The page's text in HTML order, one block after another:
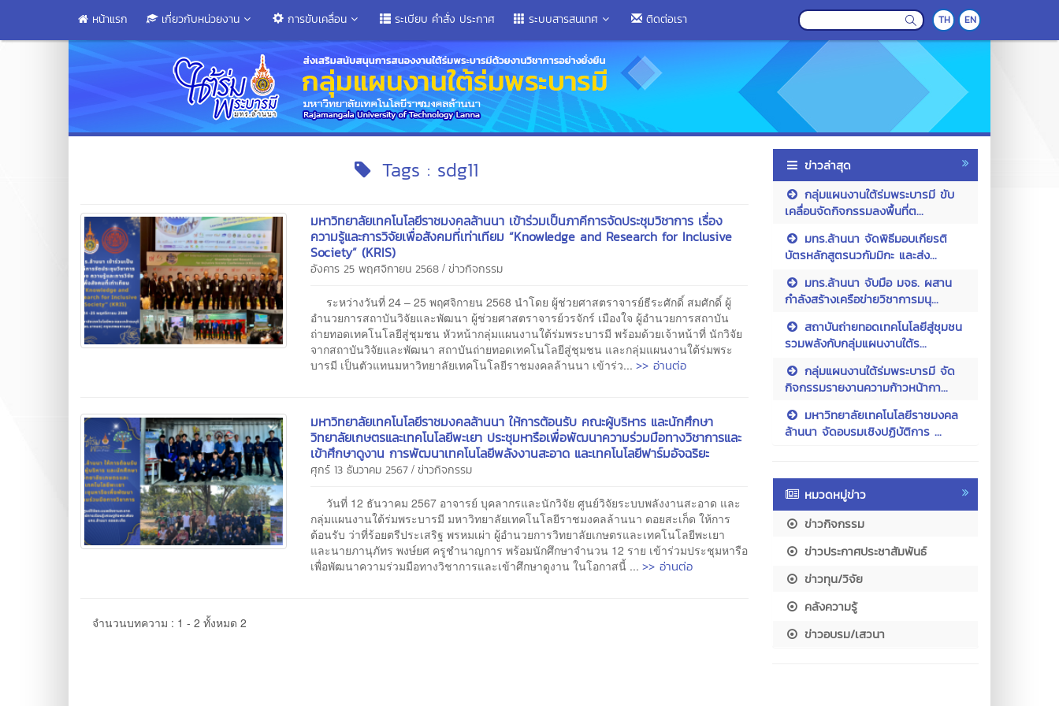
หน้าแรก เกี่ยวกับหน่วยงาน การขับเคลื่อน ระเบียบ คำสั่ง ประกาศ ระบบสารสนเทศ ติดต่อเรา TH EN
Tags : sdg11
มหาวิทยาลัยเทคโนโลยีราชมงคลล้านนา เข้าร่วมเป็นภาคีการจัดประชุมวิชาการ เรื่อง
ความรู้และการวิจัยเพื่อสังคมที่เท่าเทียม “Knowledge and Research for Inclusive
Society” (KRIS)
อังคาร 25 พฤศจิกายน 2568 /ข่าวกิจกรรม
ระหว่างวันที่ 24 – 25 พฤศจิกายน 2568 นำโดย ผู้ช่วยศาสตราจารย์ธีระศักดิ์ สมศักดิ์ ผู้
อำนวยการสถาบันวิจัยและพัฒนา ผู้ช่วยศาสตราจารย์วรจักร์ เมืองใจ ผู้อำนวยการสถาบัน
ถ่ายทอดเทคโนโลยีสู่ชุมชน หัวหน้ากลุ่มแผนงานใต้ร่มพระบารมี พร้อมด้วยเจ้าหน้าที่ นักวิจัย
จากสถาบันวิจัยและพัฒนา สถาบันถ่ายทอดเทคโนโลยีสู่ชุมชน และกลุ่มแผนงานใต้ร่มพระ
บารมี เป็นตัวแทนมหาวิทยาลัยเทคโนโลยีราชมงคลล้านนา เข้าร่ว...>> อ่านต่อ
มหาวิทยาลัยเทคโนโลยีราชมงคลล้านนา ให้การต้อนรับ คณะผู้บริหาร และนักศึกษา
วิทยาลัยเกษตรและเทคโนโลยีพะเยา ประชุมหารือเพื่อพัฒนาความร่วมมือทางวิชาการและ
เข้าศึกษาดูงาน การพัฒนาเทคโนโลยีพลังงานสะอาด และเทคโนโลยีฟาร์มอัจฉริยะ
ศุกร์ 13 ธันวาคม 2567 /ข่าวกิจกรรม
วันที่ 12 ธันวาคม 2567 อาจารย์ บุคลากรและนักวิจัย ศูนย์วิจัยระบบพลังงานสะอาด และ
กลุ่มแผนงานใต้ร่มพระบารมี มหาวิทยาลัยเทคโนโลยีราชมงคลล้านนา ดอยสะเก็ด ให้การ
ต้อนรับ ว่าที่ร้อยตรีประเสริฐ พรหมเผ่า ผู้อำนวยการวิทยาลัยเกษตรและเทคโนโลยีพะเยา
และนายภานุภัทร พงษ์ยศ ครูชำนาญการ พร้อมนักศึกษาจำนวน 12 ราย เข้าร่วมประชุมหารือ
เพื่อพัฒนาความร่วมมือทางวิชาการและเข้าศึกษาดูงาน ในโอกาสนี้ ...>> อ่านต่อ
จำนวนบทความ : 1 - 2 ทั้งหมด 2
ข่าวล่าสุด
กลุ่มแผนงานใต้ร่มพระบารมี ขับ
เคลื่อนจัดกิจกรรมลงพื้นที่ต...
มทร.ล้านนา จัดพิธีมอบเกียรติ
บัตรหลักสูตรนวกัมมิกะ และส่ง...
มทร.ล้านนา จับมือ มจธ. ผสาน
กำลังสร้างเครือข่ายวิชาการมนุ...
สถาบันถ่ายทอดเทคโนโลยีสู่ชุมชน
รวมพลังกับกลุ่มแผนงานใต้ร...
กลุ่มแผนงานใต้ร่มพระบารมี จัด
กิจกรรมรายงานความก้าวหน้ากา...
มหาวิทยาลัยเทคโนโลยีราชมงคล
ล้านนา จัดอบรมเชิงปฏิบัติการ ...
หมวดหมู่ข่าว
ข่าวกิจกรรม
ข่าวประกาศประชาสัมพันธ์
ข่าวทุน/วิจัย
คลังความรู้
ข่าวอบรม/เสวนา